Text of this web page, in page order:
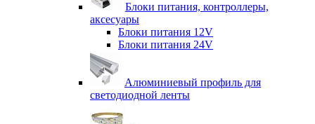
Блоки питания, контроллеры,
аксесуары
Блоки питания 12V
Блоки питания 24V
Алюминиевый профиль для
светодиодной ленты